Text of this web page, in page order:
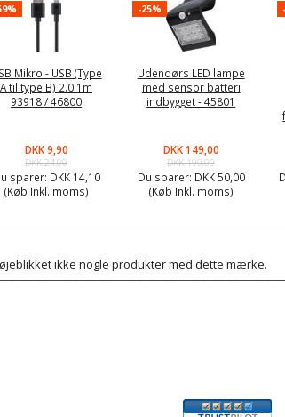
Mikro - USB (Type
A til type B) 2.0 1m
93918 / 46800
DKK 9,90
DKK 24,00
sparer: DKK 14,10
(Køb Inkl. moms)
-25%
Udendørs LED lampe
med sensor batteri
indbygget - 45801
DKK 149,00
DKK 199,00
Du sparer: DKK 50,00
(Køb Inkl. moms)
ikke nogle produkter med dette mærke.